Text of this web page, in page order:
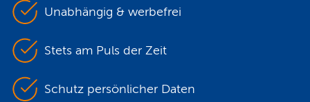
Unabhängig & werbefrei
Stets am Puls der Zeit
Schutz persönlicher Daten